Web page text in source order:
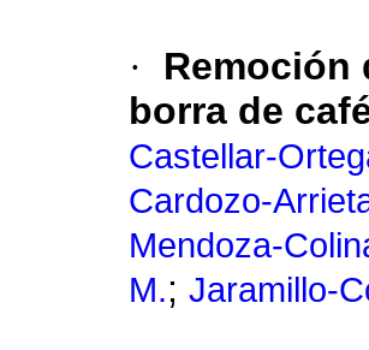
·
Remoción
borra de
Castellar-
Cardozo-
Mendoza-
M.; Jaramillo-